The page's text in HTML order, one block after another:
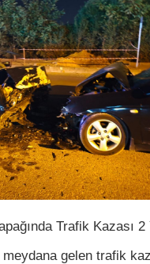
Trafik Kazası 2
gelen trafik